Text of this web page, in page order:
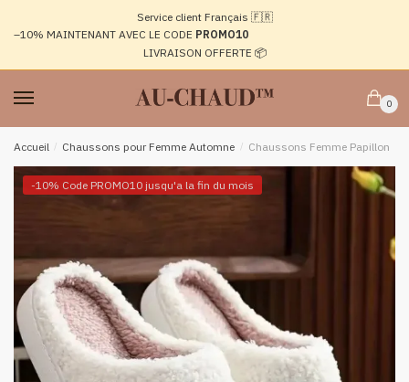
navigation
Service client Français 🇫🇷
–10% MAINTENANT AVEC LE CODE PROMO10
LIVRAISON OFFERTE 📦
0
Accueil / Chaussons pour Femme Automne / Chaussons Femme Papillon
-10% Code PROMO10 jusqu'a la fin du mois